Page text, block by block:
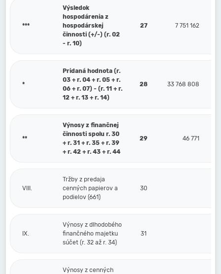
***
Výsledok
hospodárenia z
hospodárskej
činnosti (+/-) (r. 02
- r. 10)
27 7 751 162
*
Pridaná hodnota (r.
03 + r. 04 + r. 05 + r.
06 + r. 07) - (r. 11 + r.
12 + r. 13 + r. 14)
28 33 768 808
**
Výnosy z finančnej
činnosti spolu r. 30
+ r. 31 + r. 35 + r. 39
+ r. 42 + r. 43 + r. 44
29 46 771
VIII.
Tržby z predaja
cenných papierov a
podielov (661)
30
IX.
Výnosy z dlhodobého
finančného majetku
súčet (r. 32 až r. 34)
31
Výnosy z cenných